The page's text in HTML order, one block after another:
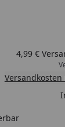
4,99 €